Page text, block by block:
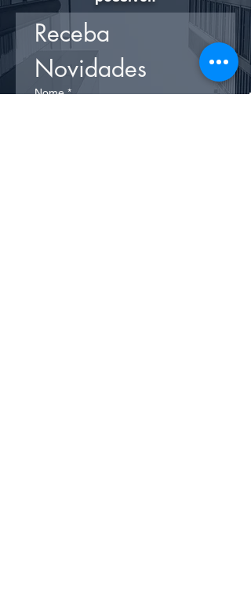
Receba
Novidades
Nome *